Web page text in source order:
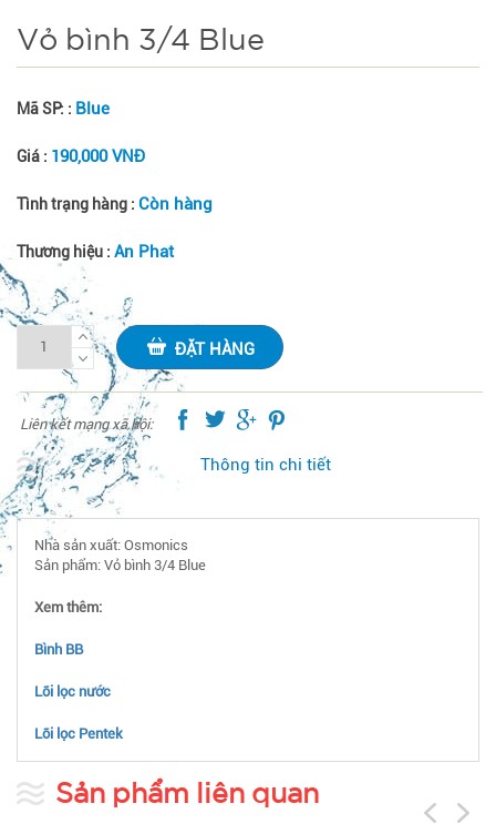
Vỏ bình 3/4 Blue
Mã SP: : Blue
Giá : 190,000 VNĐ
Tình trạng hàng : Còn hàng
Thương hiệu : An Phat
ĐẶT HÀNG
Liên kết mạng xã hội:
Thông tin chi tiết
Nhà sản xuất: Osmonics
Sản phẩm: Vỏ bình 3/4 Blue
Xem thêm:
Bình BB
Lõi lọc nước
Lõi lọc Pentek
Sản phẩm liên quan
prev next